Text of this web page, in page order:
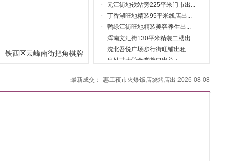
铁西区云峰南街把角棋牌
· 元江街地铁站旁225平米门市出...
· 丁香湖旺地精装95平米线店出...
· 鸭绿江街旺地精装美容养生出...
· 浑南文汇街130平米精装二楼出...
· 沈北吾悦广场步行街旺铺出租...
皇姑某大学食堂档口出兑：
· 南九中路旺地150门市出租可适...
· 中街大北街旺地200平米纯一层...
最新成交： 2026-08-08
惠工夜市火爆饭店烧烤店出